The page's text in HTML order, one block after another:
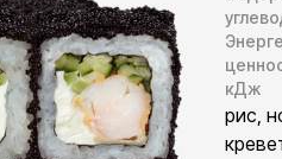
кДж
рис,